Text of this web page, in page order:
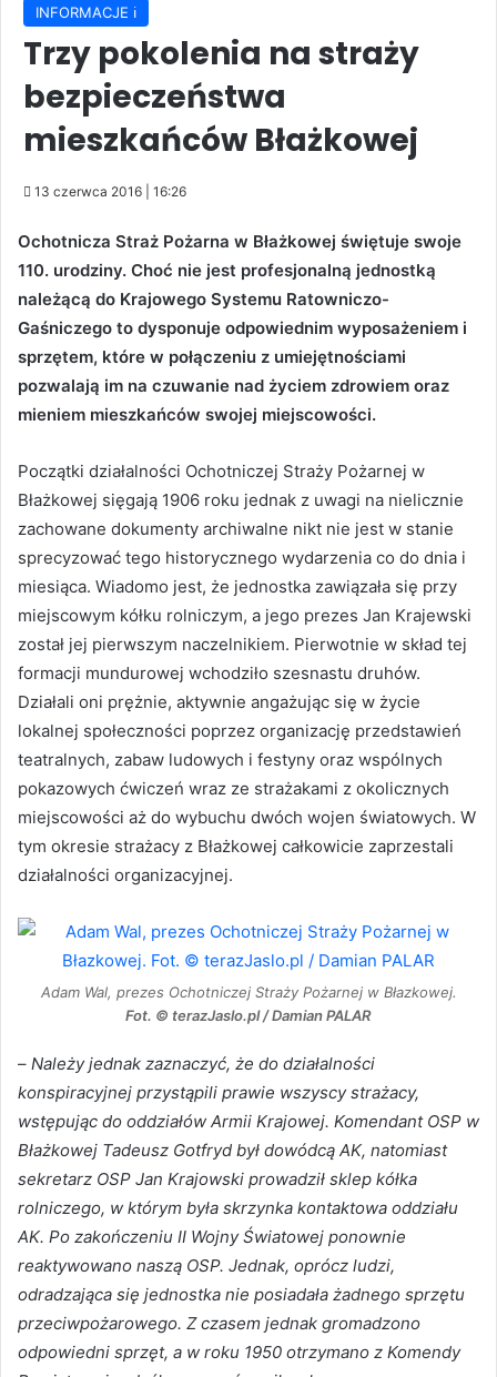
INFORMACJE ℹ️
Trzy pokolenia na straży
bezpieczeństwa
mieszkańców Błażkowej
13 czerwca 2016 | 16:26
Ochotnicza Straż Pożarna w Błażkowej świętuje swoje
110. urodziny. Choć nie jest profesjonalną jednostką
należącą do Krajowego Systemu Ratowniczo-
Gaśniczego to dysponuje odpowiednim wyposażeniem i
sprzętem, które w połączeniu z umiejętnościami
pozwalają im na czuwanie nad życiem zdrowiem oraz
mieniem mieszkańców swojej miejscowości.
Początki działalności Ochotniczej Straży Pożarnej w
Błażkowej sięgają 1906 roku jednak z uwagi na nielicznie
zachowane dokumenty archiwalne nikt nie jest w stanie
sprecyzować tego historycznego wydarzenia co do dnia i
miesiąca. Wiadomo jest, że jednostka zawiązała się przy
miejscowym kółku rolniczym, a jego prezes Jan Krajewski
został jej pierwszym naczelnikiem. Pierwotnie w skład tej
formacji mundurowej wchodziło szesnastu druhów.
Działali oni prężnie, aktywnie angażując się w życie
lokalnej społeczności poprzez organizację przedstawień
teatralnych, zabaw ludowych i festyny oraz wspólnych
pokazowych ćwiczeń wraz ze strażakami z okolicznych
miejscowości aż do wybuchu dwóch wojen światowych. W
tym okresie strażacy z Błażkowej całkowicie zaprzestali
działalności organizacyjnej.
Adam Wal, prezes Ochotniczej Straży Pożarnej w Błazkowej.
Fot. © terazJaslo.pl / Damian PALAR
– Należy jednak zaznaczyć, że do działalności
konspiracyjnej przystąpili prawie wszyscy strażacy,
wstępując do oddziałów Armii Krajowej. Komendant OSP w
Błażkowej Tadeusz Gotfryd był dowódcą AK, natomiast
sekretarz OSP Jan Krajowski prowadził sklep kółka
rolniczego, w którym była skrzynka kontaktowa oddziału
AK. Po zakończeniu II Wojny Światowej ponownie
reaktywowano naszą OSP. Jednak, oprócz ludzi,
odradzająca się jednostka nie posiadała żadnego sprzętu
przeciwpożarowego. Z czasem jednak gromadzono
odpowiedni sprzęt, a w roku 1950 otrzymano z Komendy